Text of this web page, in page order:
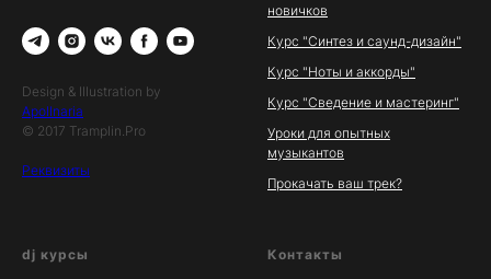
Design & Illustration by
Apollnaria
© 2017 Tramplin.Pro
Реквизиты
новичков
Курс "Синтез и саунд-дизайн"
Курс "Ноты и аккорды"
Курс "Сведение и мастеринг"
Уроки для опытных
музыкантов
Прокачать ваш трек?
dj курсы Контакты